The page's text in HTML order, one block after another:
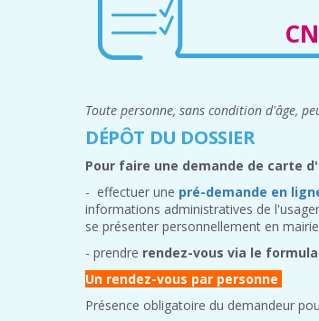
Toute personne, sans condition d'âge,
DÉPÔT DU DOSSIER
Pour faire une demande de carte
- effectuer une pré-demande en
informations administratives de
se présenter personnellement en
- prendre rendez-vous via le
Un rendez-vous par personne
Présence obligatoire du demandeur